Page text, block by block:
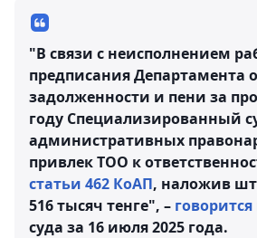
"В связи с неисполнением
предписания Департамента
задолженности и пени за
году Специализированный
административных
привлек ТОО к
статьи 462 КоАП, наложив
516 тысяч тенге", – говорится
суда за 16 июля 2025 года.